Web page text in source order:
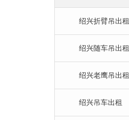
绍兴折臂吊出租
绍兴随车吊出租
绍兴老鹰吊出租
绍兴吊车出租